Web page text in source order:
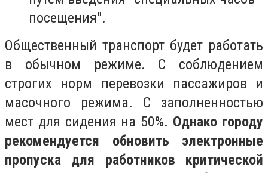
посещения".
Общественный транспорт будет работать
в обычном режиме. С соблюдением
строгих норм перевозки пассажиров и
масочного режима. С заполненностью
мест для сидения на 50%. Однако городу
рекомендуется обновить электронные
пропуска для работников критической